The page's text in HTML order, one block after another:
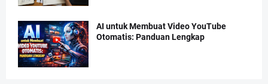
AI untuk Membuat Video YouTube
Otomatis: Panduan Lengkap